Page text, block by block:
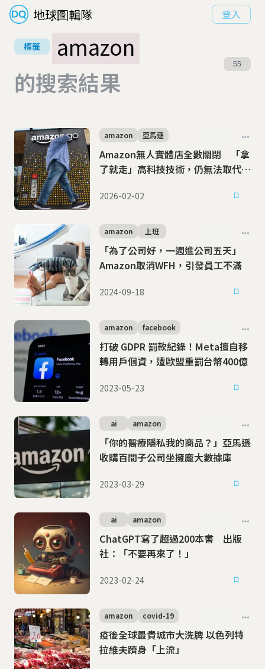
地球圖輯隊 登入
標籤
amazon
的搜索結果
55
Amazon無人實體店全數關閉 「拿
了就走」高科技技術，仍無法取代有
amazon 亞馬遜
2026-02-02
「為了公司好，一週進公司五天」
Amazon取消WFH，引發員工不滿
amazon 上班
2024-09-18
打破 GDPR 罰款紀錄！Meta擅自移
轉用戶個資，遭歐盟重罰台幣400億
amazon facebook
2023-05-23
「你的醫療隱私我的商品？」亞馬遜
收購百間子公司坐擁龐大數據庫
ai amazon
2023-03-29
ChatGPT寫了超過200本書 出版
社：「不要再來了！」
ai amazon
2023-02-24
疫後全球最貴城市大洗牌 以色列特
拉維夫躋身「上流」
amazon covid-19